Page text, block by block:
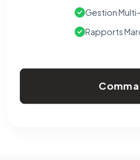
Gestion
Rapports